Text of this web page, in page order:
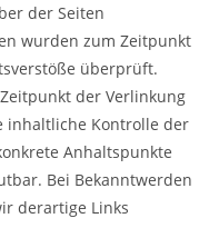
der Seiten
wurden zum Zeitpunkt
überprüft.
der Verlinkung
inhaltliche Kontrolle der
Anhaltspunkte
Bei Bekanntwerden
derartige Links